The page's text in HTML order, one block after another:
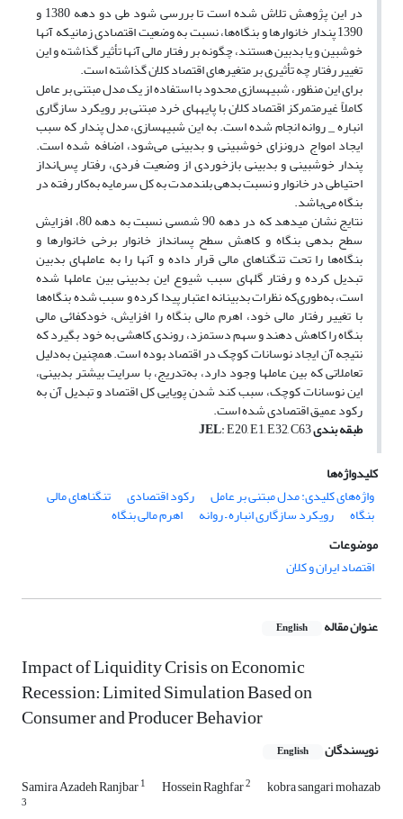
در این پژوهش تلاش شده است تا بررسی شود طی دو دهه 1380 و
1390 پندار خانوارها و بنگاه‌ها، نسبت به وضعیت اقتصادی زمانی­که آن­ها
خوش­بین و یا بدبین هستند، چگونه بر رفتار مالی آن­ها تأثیر گذاشته و این
تغییر رفتار چه تأثیری بر متغیرهای اقتصاد کلان گذاشته است.
برای این منظور، شبیه­سازی محدود با استفاده از یک مدل مبتنی بر عامل
کاملاً غیرمتمرکز اقتصاد کلان با پایه­های خرد مبتنی بر رویکرد سازگاری
انباره _ روانه انجام شده است. به این شبیه­سازی، مدل پندار که سبب
ایجاد امواج درون­زای خوش­بینی و بدبینی می‌شود، اضافه شده است.
پندار خوش­بینی و بدبینی بازخوردی از وضعیت فردی، رفتار پس‌انداز
احتیاطی در خانوار و نسبت بدهی بلند‌مدت به کل سرمایه به‌کار رفته در
بنگاه می‌باشد.
نتایج نشان می­دهد که در دهه 90 شمسی نسبت به دهه 80، افزایش
سطح بدهی بنگاه و کاهش سطح پس­انداز خانوار برخی خانوارها و
بنگاه‌ها را تحت تنگناهای مالی قرار داده و آن­ها را به عامل­های بدبین
تبدیل کرده و رفتار گله­ای سبب شیوع این بدبینی بین عامل­ها شده
است، به‌طوری‌که نظرات بدبینانه اعتبار پیدا کرده و سبب شده بنگاه‌ها
با تغییر رفتار مالی خود، اهرم مالی بنگاه را افزایش، خودکفائی مالی
بنگاه را کاهش دهند و سهم دستمزد، روندی کاهشی به خود بگیرد که
نتیجه آن ایجاد نوسانات کوچک در اقتصاد بوده است. همچنین به‌دلیل
تعاملاتی که بین عامل­ها وجود دارد، به‌تدریج، با سرایت بیشتر بدبینی،
این نوسانات کوچک، سبب کند شدن پویایی کل اقتصاد و تبدیل آن به
رکود عمیق اقتصادی شده است.
طبقه ­بندی JEL: E20, E1, E32, C63
کلیدواژه‌ها
واژه‌های کلیدی: مدل مبتنی بر عامل
رکود اقتصادی تنگناهای مالی
بنگاه رویکرد سازگاری انباره – روانه
اهرم مالی بنگاه
موضوعات
اقتصاد ایران و کلان
عنوان مقاله English
Impact of Liquidity Crisis on Economic
Recession: Limited Simulation Based on
Consumer and Producer Behavior
نویسندگان English
Samira Azadeh Ranjbar1 Hossein Raghfar2 kobra sangari mohazab
3